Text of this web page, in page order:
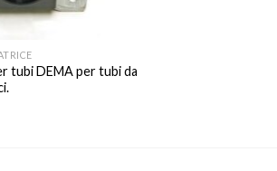
tubi DEMA per tubi da